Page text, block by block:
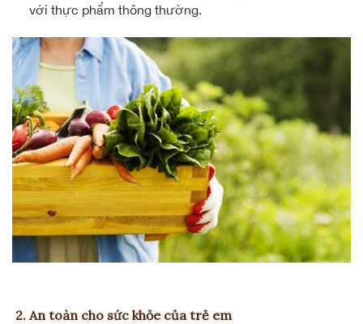
với thực phẩm thông thường.
2. An toàn cho sức khỏe của trẻ em